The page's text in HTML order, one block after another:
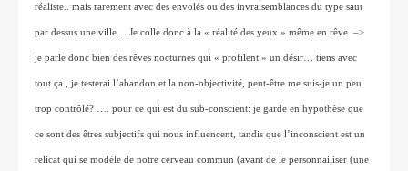
réaliste.. mais rarement avec des envolés ou des invraisemblances du type saut
par dessus une ville… Je colle donc à la « réalité des yeux » même en rêve. –>
je parle donc bien des rêves nocturnes qui « profilent » un désir… tiens avec
tout ça , je testerai l’abandon et la non-objectivité, peut-être me suis-je un peu
trop contrôlé? …. pour ce qui est du sub-conscient: je garde en hypothèse que
ce sont des êtres subjectifs qui nous influencent, tandis que l’inconscient est un
relicat qui se modèle de notre cerveau commun (avant de le personnailiser (une